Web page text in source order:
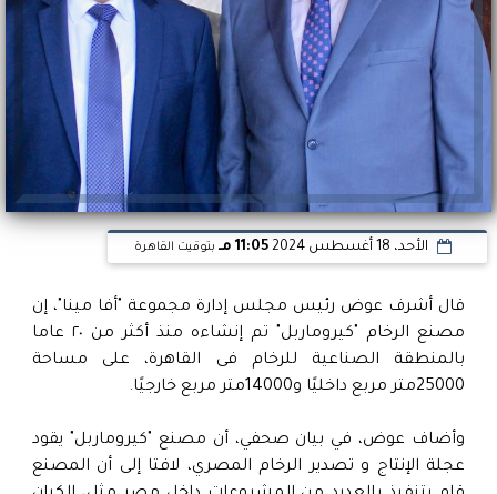
الأحد، 18 أغسطس 2024 11:05 مـ بتوقيت القاهرة
قال أشرف عوض رئيس مجلس إدارة مجموعة "أفا مينا"، إن
مصنع الرخام "كيروماربل" تم إنشاءه منذ أكثر من ٢٠ عاما
بالمنطقة الصناعية للرخام فى القاهرة، على مساحة
25000متر مربع داخليًا و14000متر مربع خارجيًا.
وأضاف عوض، في بيان صحفي، أن مصنع "كيروماربل" يقود
عجلة الإنتاج و تصدير الرخام المصري، لافتا إلى أن المصنع